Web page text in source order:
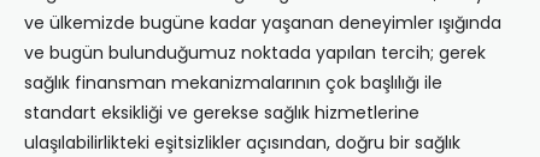
ve ülkemizde bugüne kadar yaşanan deneyimler ışığında
ve bugün bulunduğumuz noktada yapılan tercih; gerek
sağlık finansman mekanizmalarının çok başlılığı ile
standart eksikliği ve gerekse sağlık hizmetlerine
ulaşılabilirlikteki eşitsizlikler açısından, doğru bir sağlık